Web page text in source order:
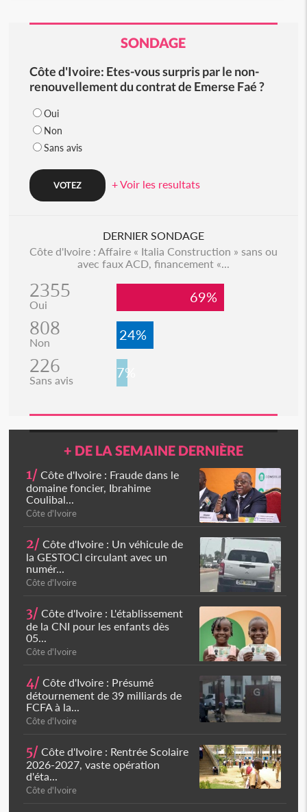
SONDAGE
Côte d'Ivoire: Etes-vous surpris par le non-
renouvellement du contrat de Emerse Faé ?
Oui
Non
Sans avis
+ Voir les resultats
DERNIER SONDAGE
Côte d'Ivoire : Affaire « Italia Construction » sans ou
avec faux ACD, financement «...
2355
Oui 69%
808
Non 24%
226
Sans avis 7%
+ DE LA SEMAINE DERNIÈRE
1/ Côte d'Ivoire : Fraude dans le
domaine foncier, Ibrahime
Coulibal...
Côte d'Ivoire
2/ Côte d'Ivoire : Un véhicule de
la GESTOCI circulant avec un
numér...
Côte d'Ivoire
3/ Côte d'Ivoire : L'établissement
de la CNI pour les enfants dès
05...
Côte d'Ivoire
4/ Côte d'Ivoire : Présumé
détournement de 39 milliards de
FCFA à la...
Côte d'Ivoire
5/ Côte d'Ivoire : Rentrée Scolaire
2026-2027, vaste opération
d'éta...
Côte d'Ivoire